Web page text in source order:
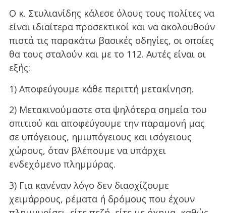
Ο κ. Στυλιανίδης κάλεσε όλους τους πολίτες να
είναι ιδιαίτερα προσεκτικοί και να ακολουθούν
πιστά τις παρακάτω βασικές οδηγίες, οι οποίες
θα τους σταλούν και με το 112. Αυτές είναι οι
εξής:
1) Αποφεύγουμε κάθε περιττή μετακίνηση.
2) Μετακινούμαστε στα ψηλότερα σημεία του
σπιτιού και αποφεύγουμε την παραμονή μας
σε υπόγειους, ημιυπόγειους και ισόγειους
χώρους, όταν βλέπουμε να υπάρχει
ενδεχόμενο πλημμύρας.
3) Για κανέναν λόγο δεν διασχίζουμε
χειμάρρους, ρέματα ή δρόμους που έχουν